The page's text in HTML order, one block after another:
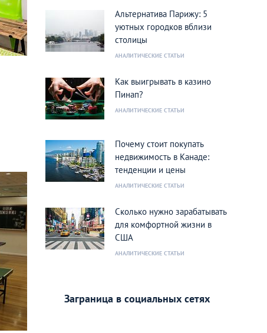
Альтернатива Парижу: 5
уютных городков вблизи
столицы
АНАЛИТИЧЕСКИЕ СТАТЬИ
Как выигрывать в казино
Пинап?
АНАЛИТИЧЕСКИЕ СТАТЬИ
Почему стоит покупать
недвижимость в Канаде:
тенденции и цены
АНАЛИТИЧЕСКИЕ СТАТЬИ
Сколько нужно зарабатывать
для комфортной жизни в
США
АНАЛИТИЧЕСКИЕ СТАТЬИ
Заграница в социальных сетях